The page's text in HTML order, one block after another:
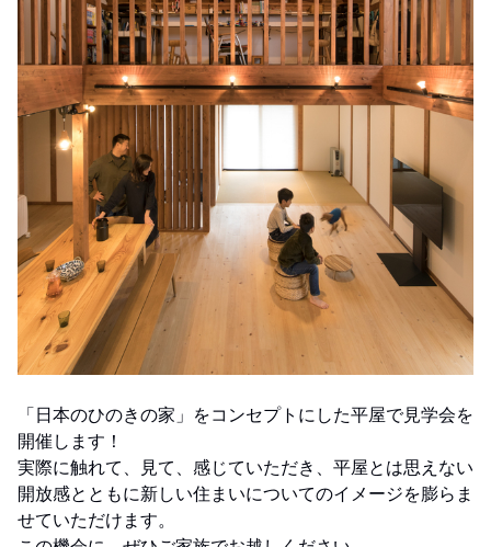
「日本のひのきの家」をコンセプトにした平屋で見学会を
開催します！
実際に触れて、見て、感じていただき、平屋とは思えない
開放感とともに新しい住まいについてのイメージを膨らま
せていただけます。